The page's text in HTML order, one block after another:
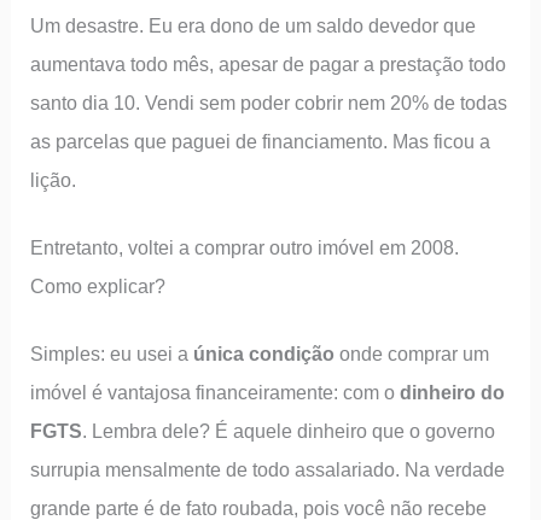
Um desastre. Eu era dono de um saldo devedor que
aumentava todo mês, apesar de pagar a prestação todo
santo dia 10. Vendi sem poder cobrir nem 20% de todas
as parcelas que paguei de financiamento. Mas ficou a
lição.
Entretanto, voltei a comprar outro imóvel em 2008.
Como explicar?
Simples: eu usei a única condição onde comprar um
imóvel é vantajosa financeiramente: com odinheiro do
FGTS. Lembra dele? É aquele dinheiro que o governo
surrupia mensalmente de todo assalariado. Na verdade
grande parte é de fato roubada, pois você não recebe